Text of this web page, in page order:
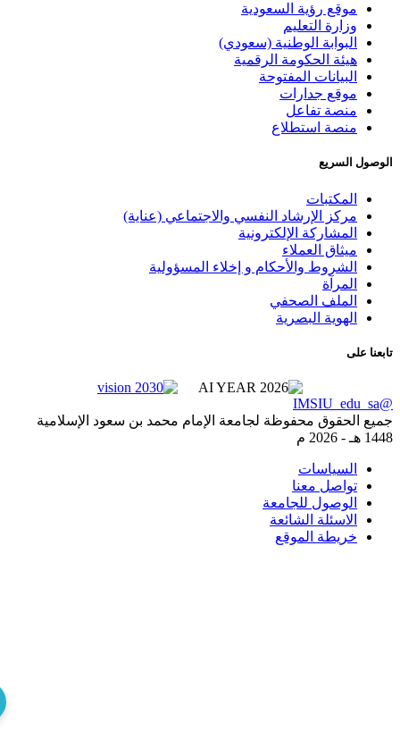
موقع رؤية السعودية
وزارة التعليم
البوابة الوطنية (سعودي)
هيئة الحكومة الرقمية
البيانات المفتوحة
موقع جدارات
منصة تفاعل
منصة استطلاع
السريع
المكتبات
مركز الإرشاد النفسي والاجتماعي (عناية)
المشاركة الإلكترونية
ميثاق العملاء
الشروط والأحكام و إخلاء المسؤولية
المرآة
الملف الصحفي
الهوية البصرية
على
الحقوق محفوظة لجامعة الإمام محمد بن سعود الإسلامية
-
2026 م
السياسات
تواصل معنا
الوصول للجامعة
الاسئلة الشائعة
خريطة الموقع